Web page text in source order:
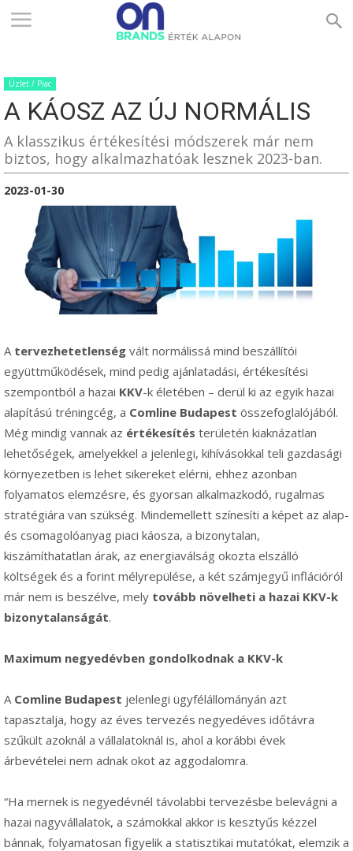
ONBRANDS
–
ÉRTÉK
ALAPON
Üzlet / Piac
A KÁOSZ AZ ÚJ NORMÁLIS
A klasszikus értékesítési módszerek már nem
biztos, hogy alkalmazhatóak lesznek 2023-ban.
2023-01-30
A tervezhetetlenség vált normálissá mind beszállítói
együttműködések, mind pedig ajánlatadási, értékesítési
szempontból a hazai KKV-k életében – derül ki az egyik hazai
alapítású tréningcég, a Comline Budapest összefoglalójából.
Még mindig vannak az értékesítés területén kiaknázatlan
lehetőségek, amelyekkel a jelenlegi, kihívásokkal teli gazdasági
környezetben is lehet sikereket elérni, ehhez azonban
folyamatos elemzésre, és gyorsan alkalmazkodó, rugalmas
stratégiára van szükség. Mindemellett színesíti a képet az alap-
és csomagolóanyag piaci káosza, a bizonytalan,
kiszámíthatatlan árak, az energiaválság okozta elszálló
költségek és a forint mélyrepülése, a két számjegyű inflációról
már nem is beszélve, mely tovább növelheti a hazai KKV-k
bizonytalanságát.
Maximum negyedévben gondolkodnak a KKV-k
A Comline Budapest jelenlegi ügyfélállományán azt
tapasztalja, hogy az éves tervezés negyedéves időtávra
szűkült azoknál a vállalatoknál is, ahol a korábbi évek
árbevételei nem adnak okot az aggodalomra.
“Ha mernek is negyedévnél távolabbi tervezésbe belevágni a
hazai nagyvállalatok, a számokkal akkor is kesztyűs kézzel
bánnak, folyamatosan figyelik a statisztikai mutatókat, elemzik a